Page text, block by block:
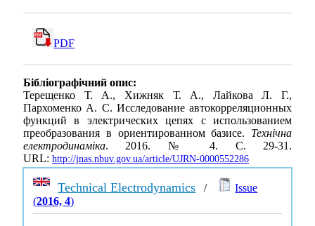
PDF
Бібліографічний опис:
Терещенко Т. А., Хижняк Т. А., Лайкова Л. Г.,
Пархоменко А. С. Исследование автокорреляционных
функций в электрических цепях с использованием
преобразования в ориентированном базисе. Технічна
електродинаміка. 2016. № 4. С. 29-31.
URL: http://jnas.nbuv.gov.ua/article/UJRN-0000552286
Technical Electrodynamics /
Issue
(2016, 4)